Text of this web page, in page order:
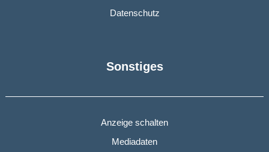
Datenschutz
Sonstiges
Anzeige schalten
Mediadaten